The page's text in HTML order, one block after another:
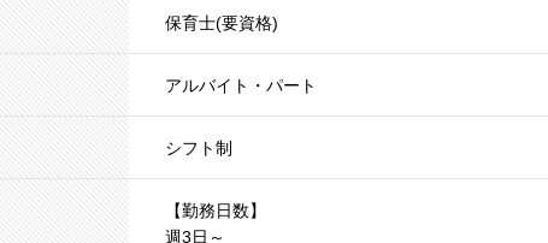
保育士(要資格)
アルバイト・パート
シフト制
【勤務日数】
週3日～